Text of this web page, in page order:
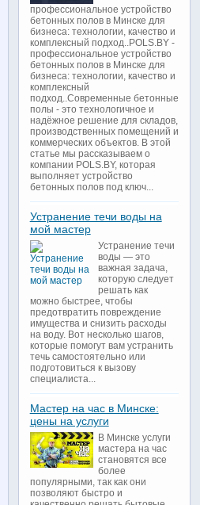
профессиональное устройство
бетонных полов в Минске для
бизнеса: технологии, качество и
комплексный подход..POLS.BY -
профессиональное устройство
бетонных полов в Минске для
бизнеса: технологии, качество и
комплексный
подход..Современные бетонные
полы - это технологичное и
надёжное решение для складов,
производственных помещений и
коммерческих объектов. В этой
статье мы рассказываем о
компании POLS.BY, которая
выполняет устройство
бетонных полов под ключ...
Устранение течи воды на
мой мастер
Устранение течи
воды — это
важная задача,
которую следует
решать как
можно быстрее, чтобы
предотвратить повреждение
имущества и снизить расходы
на воду. Вот несколько шагов,
которые помогут вам устранить
течь самостоятельно или
подготовиться к вызову
специалиста...
Мастер на час в Минске:
цены на услуги
В Минске услуги
мастера на час
становятся все
более
популярными, так как они
позволяют быстро и